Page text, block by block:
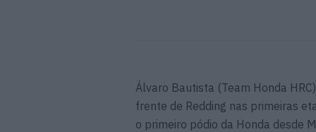
Álvaro Bautista (Team Honda
frente de Redding nas primeiras
o primeiro pódio da Honda desde